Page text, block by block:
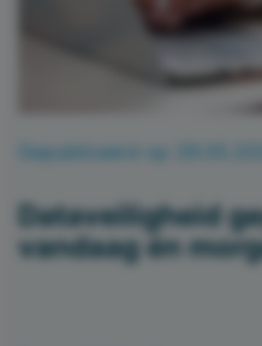
Gepubliceerd op
Dataveiligheid
vandaag én